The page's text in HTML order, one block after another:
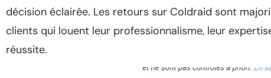
décision éclairée. Les retours sur Coldraid sont
clients qui louent leur professionnalisme, leur
réussite.